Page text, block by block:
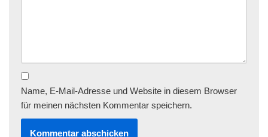
Name, E-Mail-Adresse und Website in diesem Browser
für meinen nächsten Kommentar speichern.